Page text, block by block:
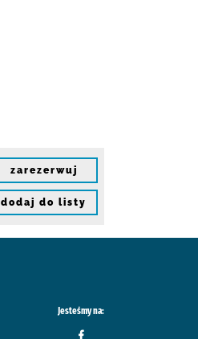
zarezerwuj
dodaj do listy
Jesteśmy na: